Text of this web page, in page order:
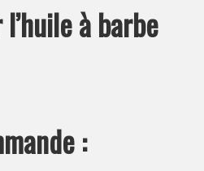
à barbe
: